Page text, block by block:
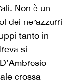
Non è un
dei nerazzurri
tanto in
si
crossa